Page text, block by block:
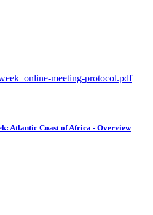
meeting-protocol.pdf
Atlantic Coast of Africa - Overview